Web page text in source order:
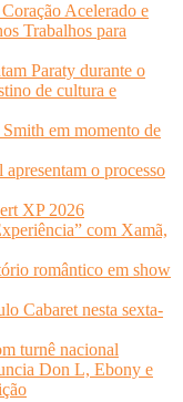
Acelerado e
Trabalhos para
Paraty durante o
de cultura e
em momento de
o processo
XP 2026
com Xamã,
romântico em show
Cabaret nesta sexta-
turnê nacional
Don L, Ebony e